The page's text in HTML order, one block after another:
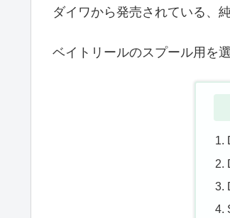
ダイワから発売されている、
ベイトリールのスプール用を